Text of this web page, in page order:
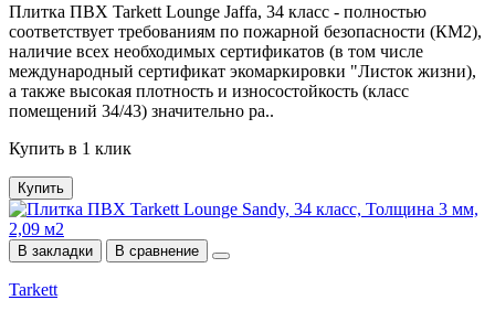
Плитка ПВХ Tarkett Lounge Jaffa, 34 класс - полностью
соответствует требованиям по пожарной безопасности (КМ2),
наличие всех необходимых сертификатов (в том числе
международный сертификат экомаркировки "Листок жизни),
а также высокая плотность и износостойкость (класс
помещений 34/43) значительно ра..
Купить в 1 клик
Купить
В закладки В сравнение
Tarkett